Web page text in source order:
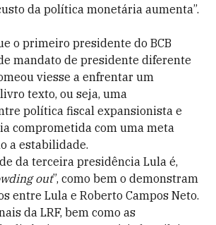
da política monetária aumenta”.
o primeiro presidente do BCB
mandato de presidente diferente
viesse a enfrentar um
texto, ou seja, uma
política fiscal expansionista e
comprometida com uma meta
a estabilidade.
da terceira presidência Lula é,
out”, como bem o demonstram
entre Lula e Roberto Campos Neto.
da LRF, bem como as